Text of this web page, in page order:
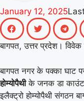
January 12, 2025
बागपत, उत्तर प्रदेश।
बागपत नगर के पक्का घाट
होम्योपैथीके जनक डा काउंट
इलैक्ट्रो होम्योपैथी संगठन